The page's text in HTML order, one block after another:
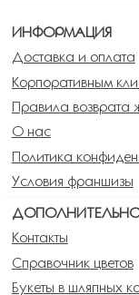
ИНФОРМАЦИЯ
Доставка и оплата
Корпоративным
Правила возврата
О нас
Политика
Условия франшизы
Контакты
Справочник цветов
Букеты в шляпных